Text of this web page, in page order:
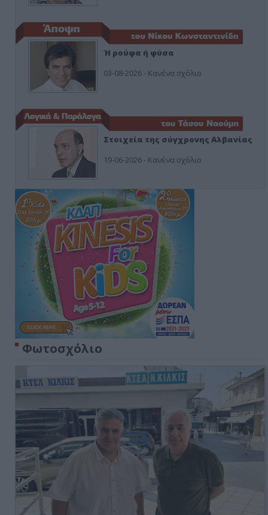
Ή ρούφα ή φύσα
03-08-2026 - Κανένα σχόλιο
Στοιχεία της σύγχρονης Αλβανίας
19-06-2026 - Κανένα σχόλιο
Φωτοσχόλιο